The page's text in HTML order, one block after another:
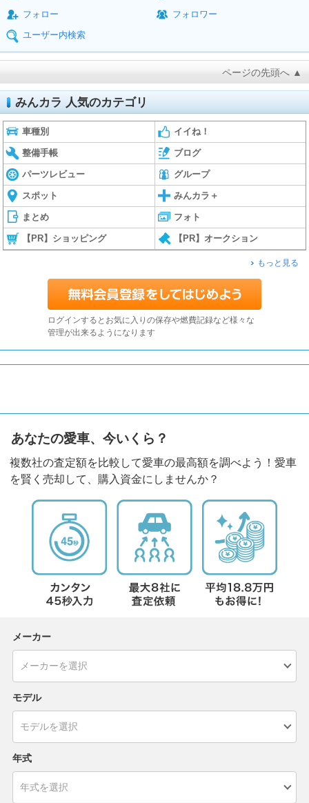
フォロー
フォロワー
ユーザー内検索
ページの先頭へ ▲
みんカラ 人気のカテゴリ
車種別 イイね！
整備手帳 ブログ
パーツレビュー グループ
スポット みんカラ＋
まとめ フォト
【PR】ショッピング 【PR】オークション
もっと見る
ログインするとお気に入りの保存や燃費記録など様々な
管理が出来るようになります
あなたの愛車、今いくら？
複数社の査定額を比較して愛車の最高額を調べよう！愛車
を賢く売却して、購入資金にしませんか？
メーカー
モデル
年式